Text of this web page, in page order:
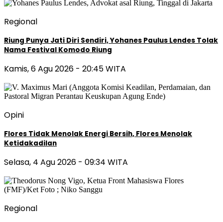
Regional
Riung Punya Jati Diri Sendiri, Yohanes Paulus Lendes Tolak
Nama Festival Komodo Riung
Kamis, 6 Agu 2026 - 20:45 WITA
Opini
Flores Tidak Menolak Energi Bersih, Flores Menolak
Ketidakadilan
Selasa, 4 Agu 2026 - 09:34 WITA
Regional